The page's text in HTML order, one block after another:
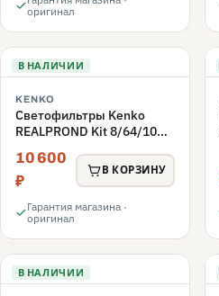
оригинал
В НАЛИЧИИ
KENKO
Светофильтры Kenko
REALPROND Kit 8/64/1000
10 600
₽
В КОРЗИНУ
Гарантия магазина ·
оригинал
В НАЛИЧИИ